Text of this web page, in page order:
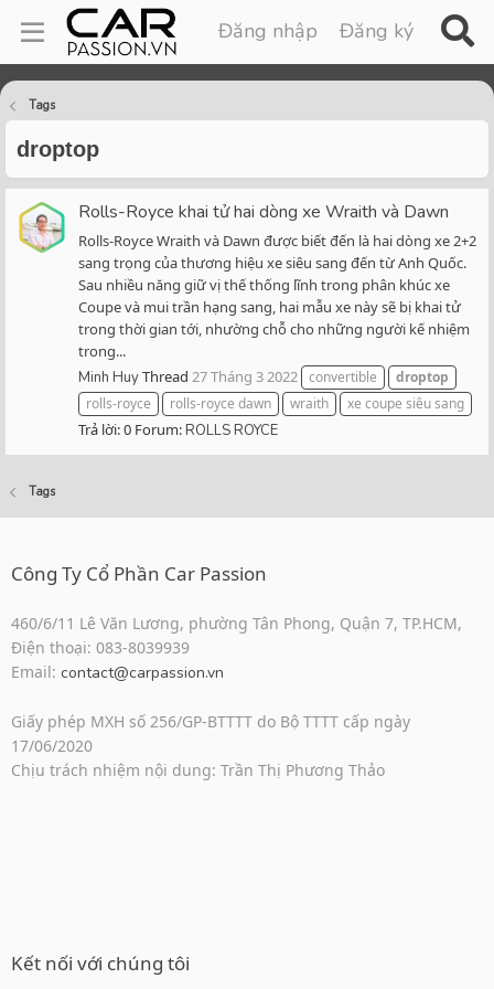
Đăng nhập Đăng ký
Tags
droptop
Rolls-Royce khai tử hai dòng xe Wraith và Dawn
Rolls-Royce Wraith và Dawn được biết đến là hai dòng xe 2+2
sang trọng của thương hiệu xe siêu sang đến từ Anh Quốc.
Sau nhiều năng giữ vị thế thống lĩnh trong phân khúc xe
Coupe và mui trần hạng sang, hai mẫu xe này sẽ bị khai tử
trong thời gian tới, nhường chỗ cho những người kế nhiệm
trong...
Minh HuyThread 27 Tháng 3 2022 convertible
droptop
rolls-royce
rolls-royce dawn wraith xe coupe siêu sang
Trả lời: 0 Forum:ROLLS ROYCE
Tags
Công Ty Cổ Phần Car Passion
460/6/11 Lê Văn Lương, phường Tân Phong, Quận 7, TP.HCM,
Điện thoại: 083-8039939
Email: contact@carpassion.vn
Giấy phép MXH số 256/GP-BTTTT do Bộ TTTT cấp ngày
17/06/2020
Chịu trách nhiệm nội dung: Trần Thị Phương Thảo
Kết nối với chúng tôi